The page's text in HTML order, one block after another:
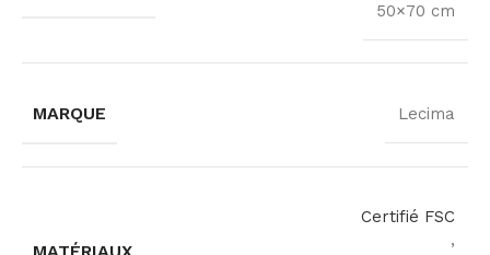
50×70 cm
MARQUE Lecima
Certifié FSC
,